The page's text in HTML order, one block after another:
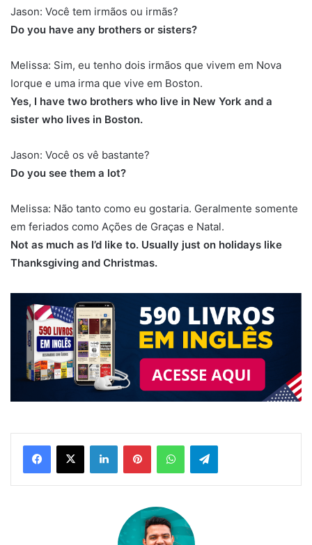
Jason: Você tem irmãos ou irmãs?
Do you have any brothers or sisters?
Melissa: Sim, eu tenho dois irmãos que vivem em Nova
Iorque e uma irma que vive em Boston.
Yes, I have two brothers who live in New York and a
sister who lives in Boston.
Jason: Você os vê bastante?
Do you see them a lot?
Melissa: Não tanto como eu gostaria. Geralmente somente
em feriados como Ações de Graças e Natal.
Not as much as I’d like to. Usually just on holidays like
Thanksgiving and Christmas.
LinkedinPinterestWhatsAppTelegram